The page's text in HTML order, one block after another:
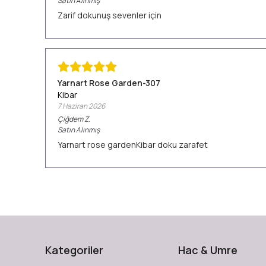
Zarif dokunuş sevenler için
Yarnart Rose Garden-307
Kibar
7 Haziran 2026
ÇiğdemZ.
Satın Alınmış
Yarnart rose gardenKibar doku zarafet
Kategoriler Hac & Umre